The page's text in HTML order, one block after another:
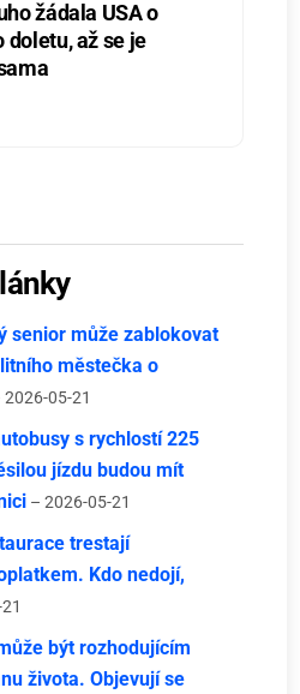
žádala USA o
doletu, až se je
senior může zablokovat
městečka o
2026-05-21
s rychlostí 225
jízdu budou mít
– 2026-05-21
trestají
Kdo nedojí,
být rozhodujícím
života. Objevují se